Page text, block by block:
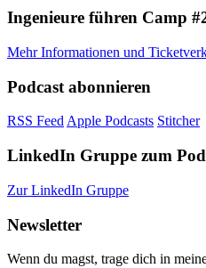
Ingenieure führen Camp
Mehr Informationen und
Podcast abonnieren
RSS FeedApple Podcasts Stitcher
LinkedIn Gruppe zum
Zur LinkedIn Gruppe
Newsletter
Wenn du magst, trage dich in